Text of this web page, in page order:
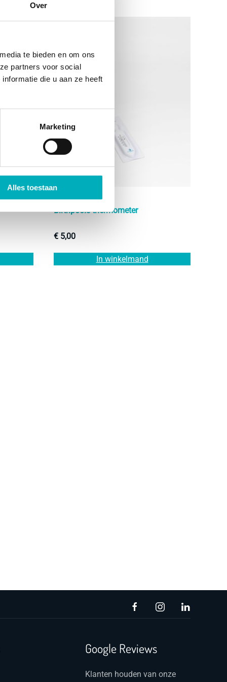
Over
te bieden en om ons
partners voor social
die u aan ze heeft
Marketing
Alles toestaan
Birthpools thermometer
€ 5,00
In winkelmand
Google Reviews
Klanten houden van onze